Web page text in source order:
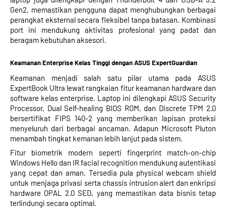
Gen2, memastikan pengguna dapat menghubungkan berbagai
perangkat eksternal secara fleksibel tanpa batasan. Kombinasi
port ini mendukung aktivitas profesional yang padat dan
beragam kebutuhan aksesori.
Keamanan Enterprise Kelas Tinggi dengan ASUS ExpertGuardian
Keamanan menjadi salah satu pilar utama pada ASUS
ExpertBook Ultra lewat rangkaian fitur keamanan hardware dan
software kelas enterprise. Laptop ini dilengkapi ASUS Security
Processor, Dual Self-healing BIOS ROM, dan Discrete TPM 2.0
bersertifikat FIPS 140-2 yang memberikan lapisan proteksi
menyeluruh dari berbagai ancaman. Adapun Microsoft Pluton
menambah tingkat kemanan lebih lanjut pada sistem.
Fitur biometrik modern seperti fingerprint match-on-chip
Windows Hello dan IR facial recognition mendukung autentikasi
yang cepat dan aman. Tersedia pula physical webcam shield
untuk menjaga privasi serta chassis intrusion alert dan enkripsi
hardware OPAL 2.0 SED, yang memastikan data bisnis tetap
terlindungi secara optimal.